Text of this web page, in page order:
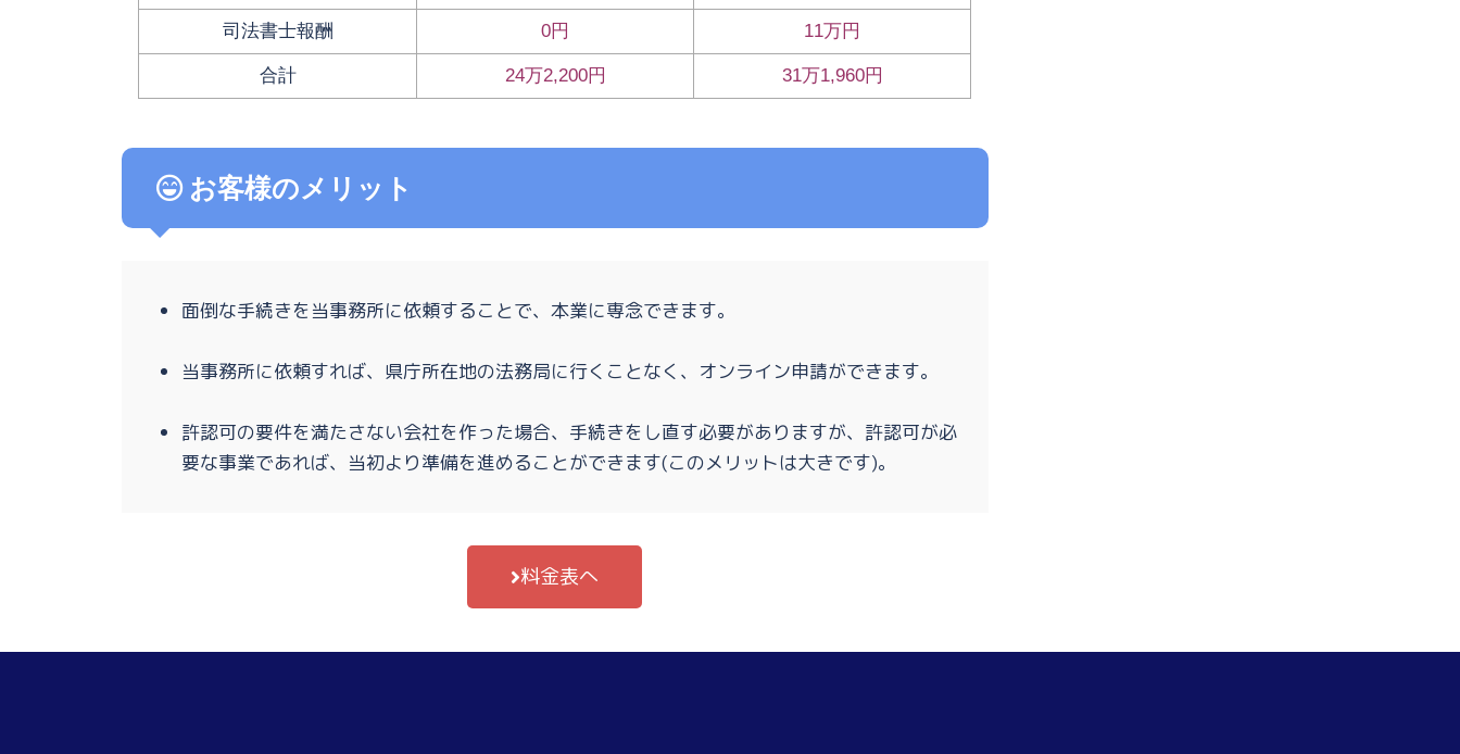
司法書士報酬 0円 11万円
合計 24万2,200円 31万1,960円
お客様のメリット
面倒な手続きを当事務所に依頼することで、本業に専念できます。
当事務所に依頼すれば、県庁所在地の法務局に行くことなく、オンライン申請ができます。
許認可の要件を満たさない会社を作った場合、手続きをし直す必要がありますが、許認可が必
要な事業であれば、当初より準備を進めることができます(このメリットは大きです)。
料金表へ